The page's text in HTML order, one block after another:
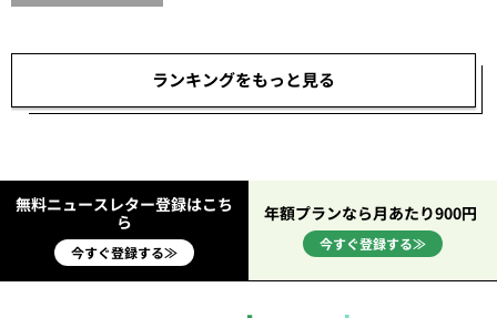
ランキングをもっと見る
無料ニュースレター登録はこち
ら
今すぐ登録する≫
年額プランなら月あたり900円
今すぐ登録する≫